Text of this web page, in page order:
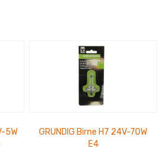
5W
GRUNDIG Birne H7 24V-70W
E4